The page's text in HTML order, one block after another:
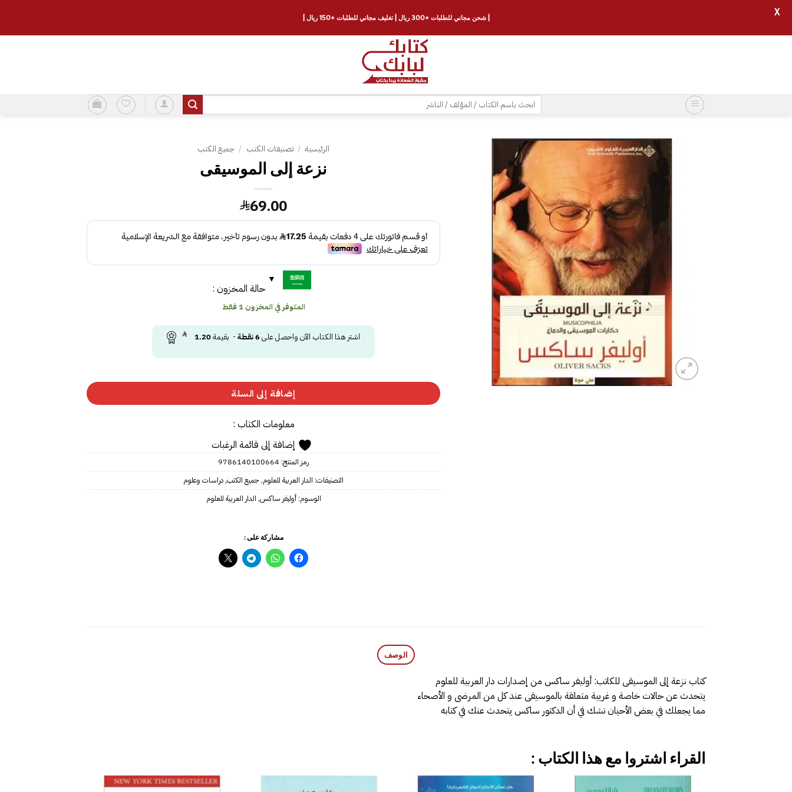
البحث
عن:
الرئيسية / تصنيفات الكتب / جميع الكتب
نزعة إلى الموسيقى
69.00
حالة المخزون :
المتوفر في المخزون 1 فقط
اشتر هذا الكتاب الآن واحصل على6نقطة- بقيمة1.20
إضافة إلى السلة
معلومات الكتاب :
إضافة إلى قائمة الرغبات
رمز المنتج: 9786140100664
التصنيفات: الدار العربية للعلوم,جميع الكتب,دراسات وعلوم
الوسوم:أوليفر ساكس, الدار العربية للعلوم
مشاركة على :
الوصف
كتاب نزعة إلى الموسيقى للكاتب: أوليفر ساكس من إصدارات دار العربية للعلوم
يتحدث عن حالات خاصة و غريبة متعلقة بالموسيقى عند كل من المرضى و الأصحاء
مما يجعلك في بعض الأحيان تشك في أن الدكتور ساكس يتحدث عنك في كتابه
القراء اشتروا مع هذا الكتاب :
| شحن مجاني للطلبات +300 ريال | تغليف مجاني للطلبات +150 ريال | X